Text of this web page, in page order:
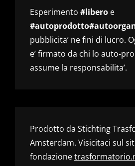
Esperimento #libero e
pubblicita’ ne fini di lucro.
e’ firmato da chi lo auto-
assume la responsabilita’.
Prodotto da Stichting
Amsterdam. Visicitaci sul
fondazione